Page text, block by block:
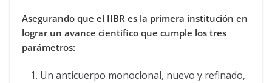
Asegurando que el IIBR es la primera institución en
lograr un avance científico que cumple los tres
parámetros:
Un anticuerpo monoclonal, nuevo y refinado,